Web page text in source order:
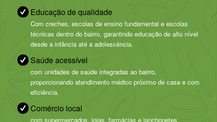
Educação de qualidade
Com creches, escolas de ensino fundamental e escolas
técnicas dentro do bairro, garantindo educação de alto nível
desde a infância até a adolescência.
Saúde acessível
com unidades de saúde integradas ao bairro,
proporcionando atendimento médico próximo de casa e com
eficiência.
Comércio local
com supermercados, lojas, farmácias e lanchonetes,